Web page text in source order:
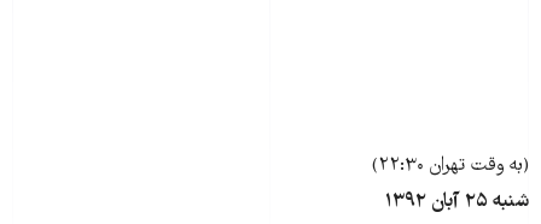
(به وقت تهران ۲۲:۳۰)
شنبه ۲۵ آبان ۱۳۹۲